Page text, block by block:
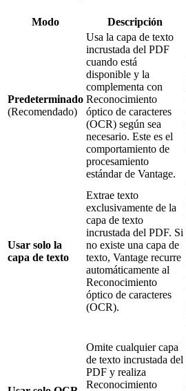
Modo Descripción
Predeterminado
(Recomendado)
Usa la capa de texto
incrustada del PDF
cuando está
disponible y la
complementa con
Reconocimiento
óptico de caracteres
(OCR) según sea
necesario. Este es el
comportamiento de
procesamiento
estándar de Vantage.
Usar solo la
capa de texto
Extrae texto
exclusivamente de la
capa de texto
incrustada del PDF. Si
no existe una capa de
texto, Vantage recurre
automáticamente al
Reconocimiento
óptico de caracteres
(OCR).
Omite cualquier capa
de texto incrustada del
PDF y realiza
Reconocimiento